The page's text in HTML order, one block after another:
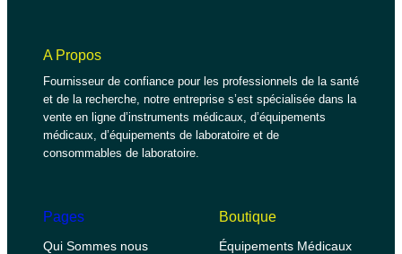
A Propos
Fournisseur de confiance pour les professionnels de la santé
et de la recherche, notre entreprise s’est spécialisée dans la
vente en ligne d’instruments médicaux, d’équipements
médicaux, d’équipements de laboratoire et de
consommables de laboratoire.
Pages
Qui Sommes nous
Boutique
Équipements Médicaux